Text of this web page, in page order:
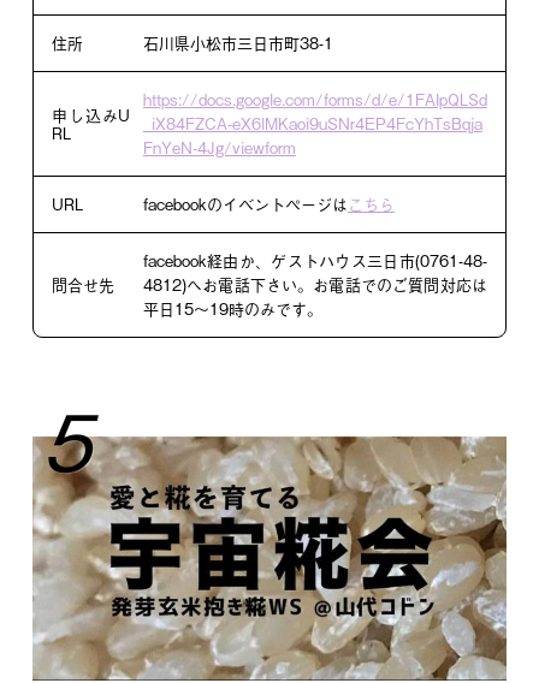
住所 石川県小松市三日市町38-1
申し込みU
RL
https://docs.google.com/forms/d/e/1FAIpQLSd
_iX84FZCA-eX6lMKaoi9uSNr4EP4FcYhTsBqja
FnYeN-4Jg/viewform
URL facebookのイベントページはこちら
問合せ先
facebook経由か、ゲストハウス三日市(0761-48-
4812)へお電話下さい。お電話でのご質問対応は
平日15〜19時のみです。
5